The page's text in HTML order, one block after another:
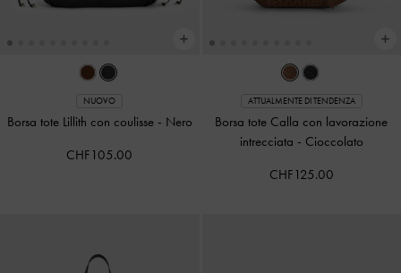
NUOVO
Borsa tote Lillith con coulisse - Nero
CHF105.00
ATTUALMENTE DI TENDENZA
Borsa tote Calla con lavorazione
intrecciata - Cioccolato
CHF125.00